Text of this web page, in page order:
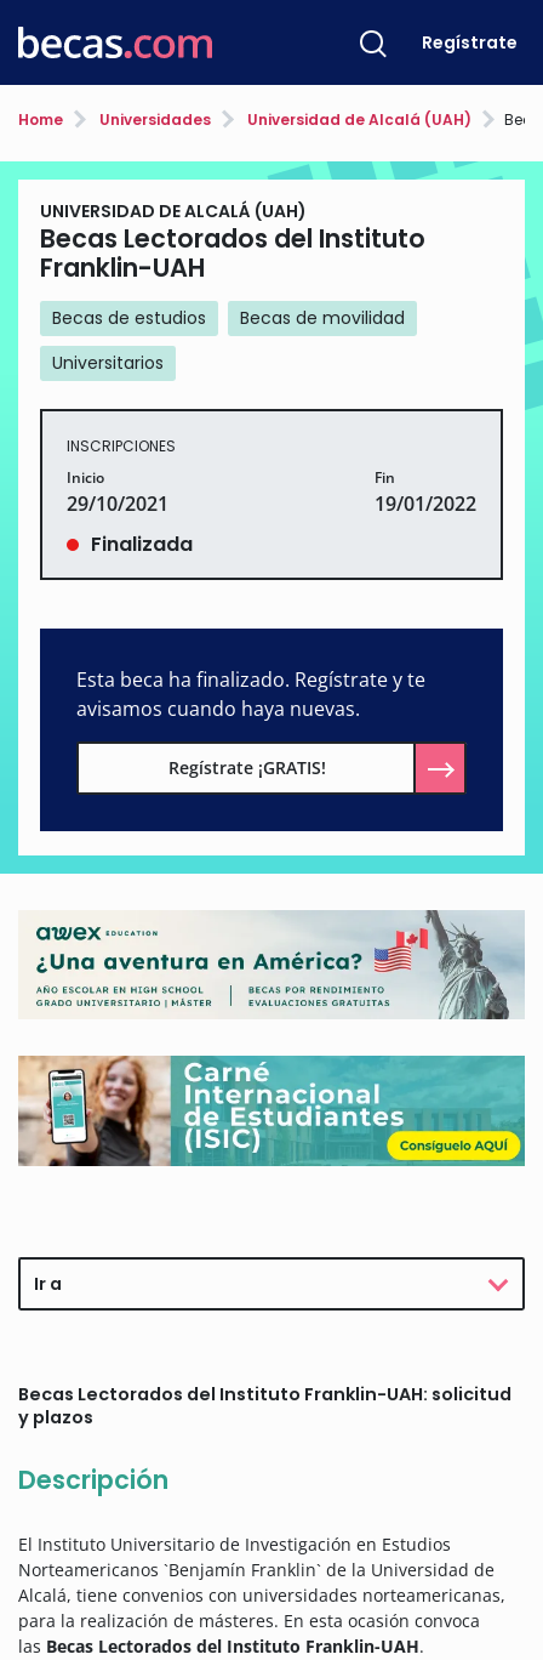
Regístrate
Home Universidades Universidad de Alcalá (UAH)
UNIVERSIDAD DE ALCALÁ (UAH)
Becas Lectorados del Instituto
Franklin-UAH
Becas de estudios
Becas de movilidad
Universitarios
INSCRIPCIONES
Inicio
29/10/2021
Fin
19/01/2022
Finalizada
Esta beca ha finalizado. Regístrate y te
avisamos cuando haya nuevas.
Regístrate ¡GRATIS!
Ir a
Becas Lectorados del Instituto Franklin-UAH: solicitud
y plazos
Descripción
El Instituto Universitario de Investigación en Estudios
Norteamericanos `Benjamín Franklin` de la Universidad de
Alcalá, tiene convenios con universidades norteamericanas,
para la realización de másteres. En esta ocasión convoca
las Becas Lectorados del Instituto Franklin-UAH.